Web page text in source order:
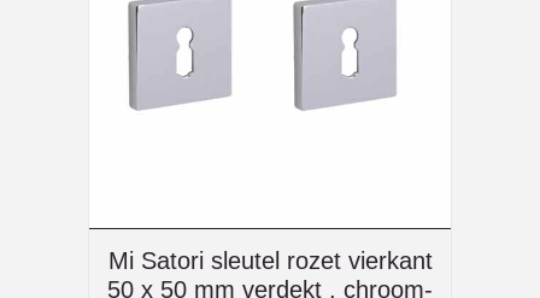
Mi Satori sleutel rozet vierkant
50 x 50 mm verdekt , chroom-